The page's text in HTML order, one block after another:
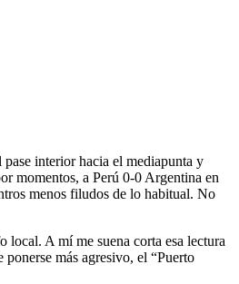
interior hacia el mediapunta y
momentos, a Perú 0-0 Argentina en
menos filudos de lo habitual. No
A mí me suena corta esa lectura
más agresivo, el “Puerto